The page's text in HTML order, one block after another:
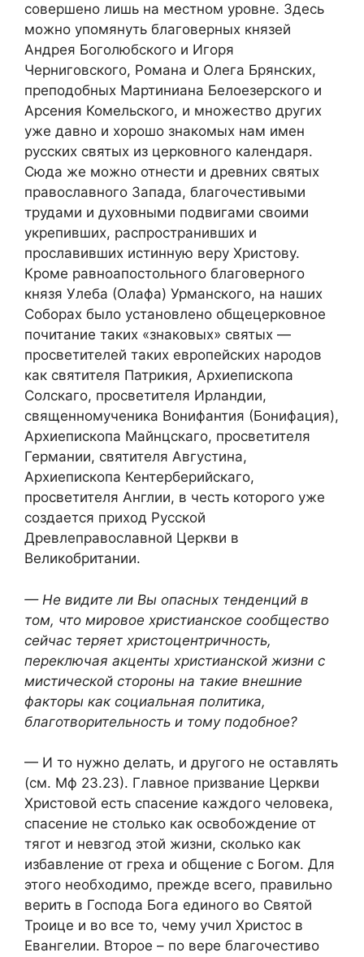
совершено лишь на местном уровне. Здесь
можно упомянуть благоверных князей
Андрея Боголюбского и Игоря
Черниговского, Романа и Олега Брянских,
преподобных Мартиниана Белоезерского и
Арсения Комельского, и множество других
уже давно и хорошо знакомых нам имен
русских святых из церковного календаря.
Сюда же можно отнести и древних святых
православного Запада, благочестивыми
трудами и духовными подвигами своими
укрепивших, распространивших и
прославивших истинную веру Христову.
Кроме равноапостольного благоверного
князя Улеба (Олафа) Урманского, на наших
Соборах было установлено общецерковное
почитание таких «знаковых» святых —
просветителей таких европейских народов
как святителя Патрикия, Архиепископа
Солскаго, просветителя Ирландии,
священномученика Вонифантия (Бонифация),
Архиепископа Майнцскаго, просветителя
Германии, святителя Августина,
Архиепископа Кентерберийскаго,
просветителя Англии, в честь которого уже
создается приход Русской
Древлеправославной Церкви в
Великобритании.
— Не видите ли Вы опасных тенденций в
том, что мировое христианское сообщество
сейчас теряет христоцентричность,
переключая акценты христианской жизни с
мистической стороны на такие внешние
факторы как социальная политика,
благотворительность и тому подобное?
— И то нужно делать, и другого не оставлять
(см. Мф 23.23). Главное призвание Церкви
Христовой есть спасение каждого человека,
спасение не столько как освобождение от
тягот и невзгод этой жизни, сколько как
избавление от греха и общение с Богом. Для
этого необходимо, прежде всего, правильно
верить в Господа Бога единого во Святой
Троице и во все то, чему учил Христос в
Евангелии. Второе – по вере благочестиво